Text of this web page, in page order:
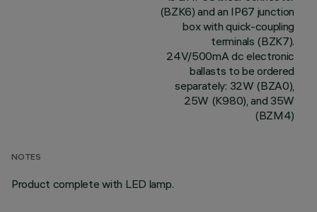
(BZK6) and an IP67 junction
box with quick-coupling
terminals (BZK7).
24V/500mA dc electronic
ballasts to be ordered
separately: 32W (BZA0),
25W (K980), and 35W
(BZM4)
NOTES
Product complete with LED lamp.